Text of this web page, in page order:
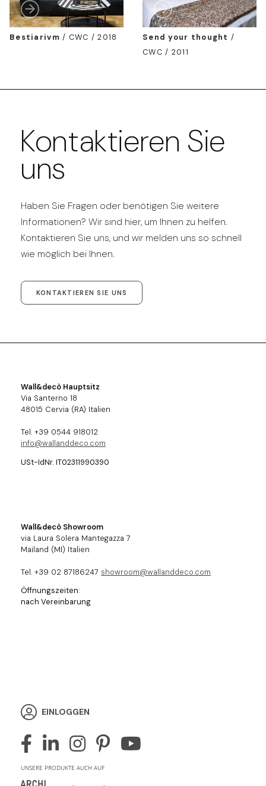
Bestiarivm / CWC / 2018 Send your thought /
CWC / 2011
Kontaktieren Sie
uns
Haben Sie Fragen oder benötigen Sie weitere
Informationen? Wir sind hier, um Ihnen zu helfen.
Kontaktieren Sie uns, und wir melden uns so schnell
wie möglich bei Ihnen.
KONTAKTIEREN SIE UNS
Wall&decò Hauptsitz
Via Santerno 18
48015 Cervia (RA) Italien
Tel. +39 0544 918012
info@wallanddeco.com
USt-IdNr. IT02311990390
Wall&decò Showroom
via Laura Solera Mantegazza 7
Mailand (MI) Italien
Tel. +39 02 87186247 showroom@wallanddeco.com
Öffnungszeiten:
nach Vereinbarung
EINLOGGEN
UNSERE PRODUKTE AUCH AUF